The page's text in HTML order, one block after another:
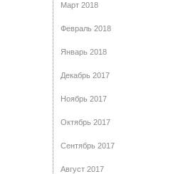
Март 2018
Февраль 2018
Январь 2018
Декабрь 2017
Ноябрь 2017
Октябрь 2017
Сентябрь 2017
Август 2017